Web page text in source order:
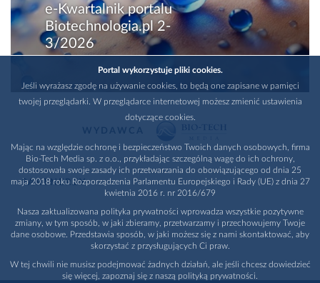
e-Kwartalnik portalu
Biotechnologia.pl 2-
3/2026
PARTNERZY
Portal wykorzystuje pliki cookies.
Jeśli wyrażasz zgodę na używanie cookies, to będą one zapisane w pamięci
twojej przeglądarki. W przeglądarce internetowej możesz zmienić ustawienia
dotyczące cookies.
Mając na względzie ochronę i bezpieczeństwo Twoich danych osobowych, firma
Bio-Tech Media sp. z o.o., przykładając szczególną wagę do ich ochrony,
dostosowała swoje zasady ich przetwarzania do obowiązującego od dnia 25
maja 2018 roku Rozporządzenia Parlamentu Europejskiego i Rady (UE) z dnia 27
kwietnia 2016 r. nr 2016/679
Nasza zaktualizowana polityka prywatności wprowadza wszystkie pozytywne
zmiany, w tym sposób, w jaki zbieramy, przetwarzamy i przechowujemy Twoje
dane osobowe. Przedstawia sposób, w jaki możesz się z nami skontaktować, aby
skorzystać z przysługujących Ci praw.
W tej chwili nie musisz podejmować żadnych działań, ale jeśli chcesz dowiedzieć
się więcej, zapoznaj się z naszą polityką prywatności.